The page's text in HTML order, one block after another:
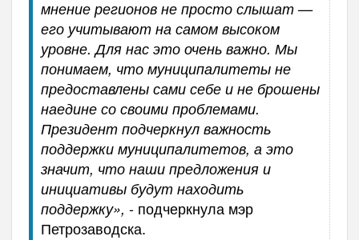
мнение регионов не просто слышат —
его учитывают на самом высоком
уровне. Для нас это очень важно. Мы
понимаем, что муниципалитеты не
предоставлены сами себе и не брошены
наедине со своими проблемами.
Президент подчеркнул важность
поддержки муниципалитетов, а это
значит, что наши предложения и
инициативы будут находить
поддержку», - подчеркнула мэр
Петрозаводска.